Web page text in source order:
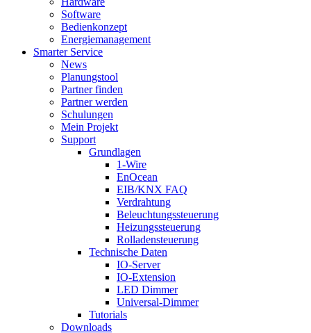
Software
Bedienkonzept
Energiemanagement
Smarter Service
News
Planungstool
Partner finden
Partner werden
Schulungen
Mein Projekt
Support
Grundlagen
1-Wire
EnOcean
EIB/KNX FAQ
Verdrahtung
Beleuchtungssteuerung
Heizungssteuerung
Rolladensteuerung
Technische Daten
IO-Server
IO-Extension
LED Dimmer
Universal-Dimmer
Tutorials
Downloads